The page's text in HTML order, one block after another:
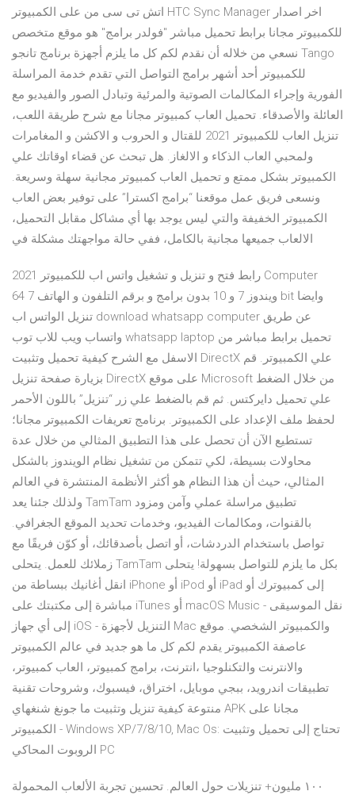
اتش تى سى من على الكمبيوتر HTC Sync Manager اخر اصدار
للكمبيوتر مجانا برابط تحميل مباشر "فولدر برامج" هو موقع متخصص
نسعي من خلاله أن نقدم لكم كل ما يلزم أجهزة برنامج تانجو Tango
للكمبيوتر أحد أشهر برامج التواصل التي تقدم خدمة المراسلة
الفورية وإجراء المكالمات الصوتية والمرئية وتبادل الصور والفيديو مع
العائلة والأصدقاء. تحميل العاب كمبيوتر مجانا مع شرح طريقة اللعب،
تنزيل العاب للكمبيوتر 2021 للقتال و الحروب و الاكشن و المغامرات
ولمحبي العاب الذكاء و الالغاز. هل تبحث عن قضاء اوقاتك علي
الكمبيوتر بشكل ممتع و تحميل العاب كمبيوتر مجانية سهلة وسريعة.
ونسعى فريق عمل موقعنا “برامج اكسترا” على توفير بعض العاب
الكمبيوتر الخفيفة والتي ليس يوجد بها أي مشاكل مقابل التحميل،
الالعاب جميعها مجانية بالكامل، ففي حالة مواجهتك مشكلة في
رابط فتح و تنزيل و تشغيل واتس اب للكمبيوتر 2021 Computer
ويندوز 7 و 10 بدون برامج و برقم التلفون و الهاتف 7 64 bit وايضا
تنزيل الواتس اب download whatsapp computer عن طريق
واتساب ويب للاب توب whatsapp laptop تحميل برابط مباشر من
الاسفل مع الشرح كيفية تحميل وتثبيت DirectX علي الكمبيوتر. قم
بزيارة صفحة تنزيل DirectX على موقع Microsoft من خلال الضغط
علي تحميل دايركتس. ثم قم بالضغط علي زر “تنزيل” باللون الأحمر
لحفظ ملف الإعداد على الكمبيوتر. برنامج تعريفات الكمبيوتر مجانا؛
تستطيع الآن أن تحصل على هذا التطبيق المثالي من خلال عدة
محاولات بسيطة، لكي تتمكن من تشغيل نظام الويندوز بالشكل
المثالي، حيث أن هذا النظام هو أكثر الأنظمة المنتشرة في العالم
ولذلك جئنا يعد TamTam تطبيق مراسلة عملي وآمن ومزود
بالقنوات، ومكالمات الفيديو، وخدمات تحديد الموقع الجغرافي.
تواصل باستخدام الدردشات، أو اتصل بأصدقائك، أو كوّن فريقًا مع
زملائك للعمل. يتحلى TamTam بكل ما يلزم للتواصل بسهولة! يتحلى
انقل أغانيك ببساطة من iPhone أو iPod أو iPad إلى كمبيوترك أو
مباشرة إلى مكتبتك على iTunes أو macOS Music - نقل الموسيقى
إلى أي جهاز iOS - التنزيل لأجهزة Mac والكمبيوتر الشخصي. موقع
عاصفة الكمبيوتر يقدم لكم كل ما هو جديد في عالم الكمبيوتر
والانترنت والتكنلوجيا ،انترنت، برامج كمبيوتر، العاب كمبيوتر،
تطبيقات اندرويد، ببجي موبايل، اختراق، فيسبوك، وشروحات تقنية
منتوعة كيفية تنزيل وتثبيت ما جونغ شنغهاي APK مجانا على
الكمبيوتر - Windows XP/7/8/10, Mac Os: تحتاج إلى تحميل وتثبيت
الروبوت المحاكي PC
١٠٠ مليون+ تنزيلات حول العالم. تحسين تجربة الألعاب المحمولة